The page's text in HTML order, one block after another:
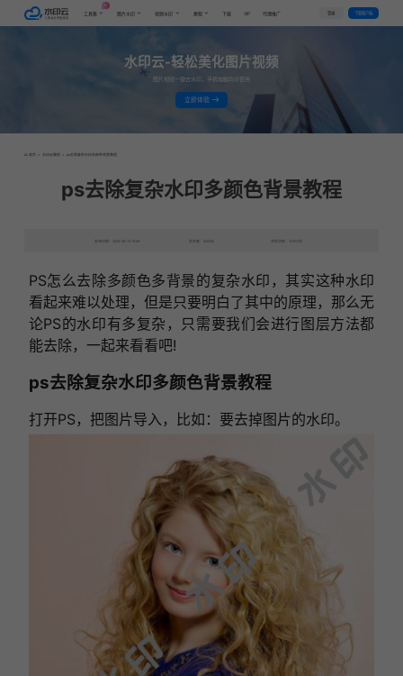
工具集 图片水印 视频水印 教程 下载 VIP 代理推广 登录 下载客户端
水印云-轻松美化图片视频
图片视频一键去水印，手机电脑均可使用
立即体验
首页 > 水印云教程 > ps去除复杂水印多颜色背景教程
ps去除复杂水印多颜色背景教程
发布日期：2022-06-10 15:09 发表者：水印云 浏览次数：14613次
PS怎么去除多颜色多背景的复杂水印，其实这种水印
看起来难以处理，但是只要明白了其中的原理，那么无
论PS的水印有多复杂，只需要我们会进行图层方法都
能去除，一起来看看吧!
ps去除复杂水印多颜色背景教程
打开PS，把图片导入，比如：要去掉图片的水印。